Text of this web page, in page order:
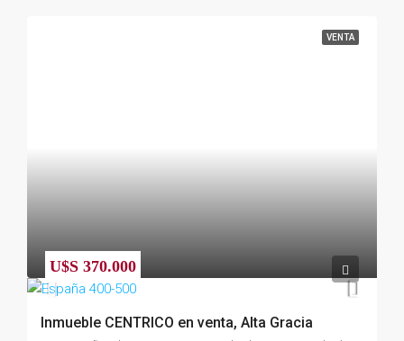
VENTA
U$S 370.000
Inmueble CENTRICO en venta, Alta Gracia